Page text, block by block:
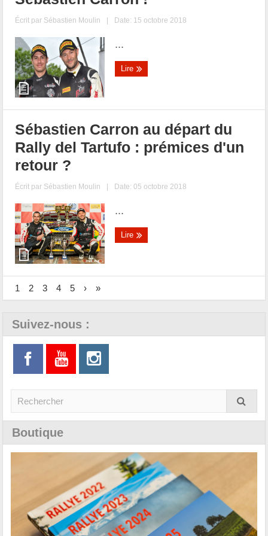
Écrit par Sébastien Moulin | Date: 15 octobre 2018
...
Lire
Sébastien Carron au départ du
Rally del Tartufo : prémices d'un
retour ?
Écrit par Sébastien Moulin | Date: 05 octobre 2018
...
Lire
1 2 3 4 5 › »
Suivez-nous :
Boutique